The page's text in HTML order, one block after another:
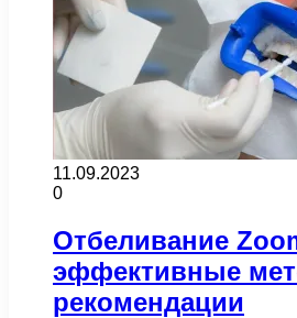
11.09.2023
0
Отбеливание
эффективные
рекомендации